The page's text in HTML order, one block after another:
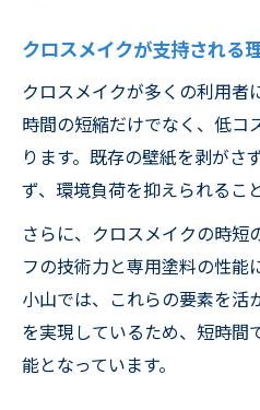
失敗やデメリットを防
クロスメイクのデ
クロスメイク失敗
クロスメイクの評判
クロスメイクでカ
クロスメイクのよ
法
クロスメイクが支持される
クロスメイクが多くの利用者
時間の短縮だけでなく、低コ
ります。既存の壁紙を剥がさ
ず、環境負荷を抑えられるこ
さらに、クロスメイクの時短
フの技術力と専用塗料の性能
小山では、これらの要素を活
を実現しているため、短時間
能となっています。